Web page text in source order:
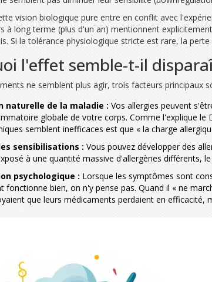
vision biologique pure entre en conflit avec
à long terme (plus d'un an) mentionnent
Si la tolérance physiologique stricte est rare, la
l'effet semble-t-il
ne semblent plus agir, trois facteurs principaux
naturelle de la maladie : Vos allergies peuvent
globale de votre corps. Comme l'explique
semblent inefficaces est que « la charge
sensibilisations : Vous pouvez développer des
à une quantité massive d'allergènes différents,
psychologique : Lorsque les symptômes sont
fonctionne bien, on n'y pense pas. Quand il « ne
que leurs médicaments perdaient en